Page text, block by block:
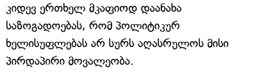
კიდევ ერთხელ მკაფიოდ დაანახა
საზოგადოებას, რომ პოლიტიკურ
ხელისუფლებას არ სურს აღასრულოს მისი
პირდაპირი მოვალეობა.